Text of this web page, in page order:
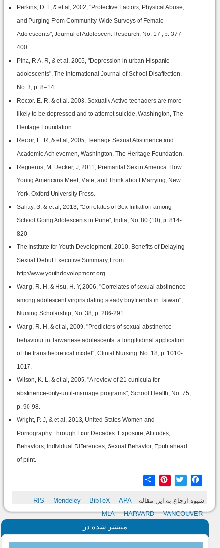
Perkins, D. F, & et al, 2002, "Protective Factors, Physical Abuse,
and Purging From Community-Wide Surveys of Female
Adolescents", Journal of Adolescent Research, No. 17 , p. 377-
400.
Pina, R A. R, & et al, 2005, "Depression in urban Hispanic
adolescents", The International Journal of School Disaffection,
No. 3, p. 8–14.
Rector, E. R, & et al, 2003, Sexually Active teenagers are more
likely to be depressed and to attempt suicide, Washington, The
Heritage Foundation.
Rector, E. R, & et al, 2005, Teenage Sexual Abstinence and
Academic Achievemen, Washington, The Heritage Foundation.
Regnerus, M. Uecker, J, 2011, Premarital Sex in America: How
Young Americans Meet, Mate, and Think about Marrying, New
York, Oxford University Press.
Sahay, S, & et al, 2013, "Correlates of Sex Initiation among
School Going Adolescents in Pune", India, No. 80 (10), p. 814-
820.
The Institute for Youth Development, 2010, Benefits of Delaying
Sexual Debut Executive Summary, From
http://www.youthdevelopment.org.
Wang, R. H, & Hsu, H. Y, 2006, "Correlates of sexual abstinence
among adolescent virgins dating steady boyfriends in Taiwan",
Nursing Scholarship, No. 38, p. 286-291.
Wang, R. H, & et al, 2009, "Predictors of sexual abstinence
behaviour in Taiwanese adolescents: a longitudinal application
of the transtheoretical model", Clinial Nursing, No. 18, p. 1010-
1017.
Wilson, K. L, & et al, 2005, "A review of 21 curricula for
abstinence-only-until-marriage programs", School Health, No. 75,
p. 90-98.
Wright, P. J, & et al, 2013, United States Women and
Pornography Through Four Decades: Exposure, Attitudes,
Behaviors, Individual Differences, Sexual Behavior, Epub ahead
of print.
Facebook
Twitter
Pinterest
شیوه ارجاع به این مقاله: RIS Mendeley BibTeX
APA
MLA
HARVARD VANCOUVER
منتشر شده در